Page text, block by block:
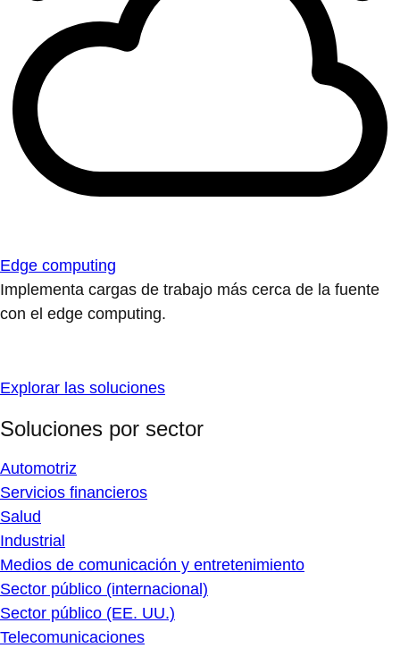
Edge computing
Implementa cargas de trabajo más cerca de la fuente
con el edge computing.
Explorar las soluciones
Soluciones por sector
Automotriz
Servicios financieros
Salud
Industrial
Medios de comunicación y entretenimiento
Sector público (internacional)
Sector público (EE. UU.)
Telecomunicaciones